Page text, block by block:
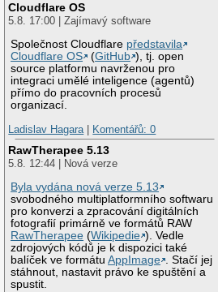
Cloudflare OS
5.8. 17:00 | Zajímavý software
Společnost Cloudflare představila
Cloudflare OS
(GitHub ), tj. open
source platformu navrženou pro
integraci umělé inteligence (agentů)
přímo do pracovních procesů
organizací.
Ladislav Hagara
Komentářů: 0
RawTherapee 5.13
5.8. 12:44 | Nová verze
Byla vydána nová verze 5.13
svobodného multiplatformního softwaru
pro konverzi a zpracování digitálních
fotografií primárně ve formátů RAW
RawTherapee (Wikipedie ). Vedle
zdrojových kódů je k dispozici také
balíček ve formátuAppImage . Stačí jej
stáhnout, nastavit právo ke spuštění a
spustit.